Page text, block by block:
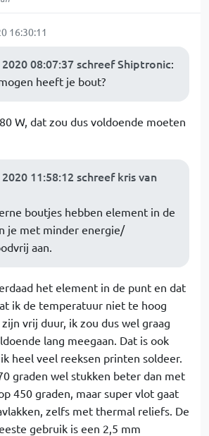
16:30:11
08:07:37 schreef Shiptronic:
heeft je bout?
W, dat zou dus voldoende moeten
11:58:12 schreef kris van
boutjes hebben element in de
je met minder energie/
aan.
het element in de punt en dat
ik de temperatuur niet te hoog
vrij duur, ik zou dus wel graag
lang meegaan. Dat is ook
heel veel reeksen printen soldeer.
graden wel stukken beter dan met
450 graden, maar super vlot gaat
zelfs met thermal reliefs. De
gebruik is een 2,5 mm